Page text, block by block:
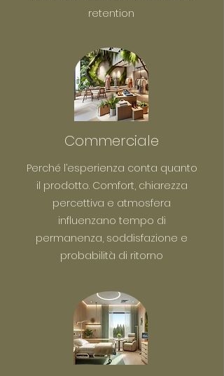
retention
Commerciale
Perché l’esperienza conta quanto
il prodotto. Comfort, chiarezza
percettiva e atmosfera
influenzano tempo di
permanenza, soddisfazione e
probabilità di ritorno